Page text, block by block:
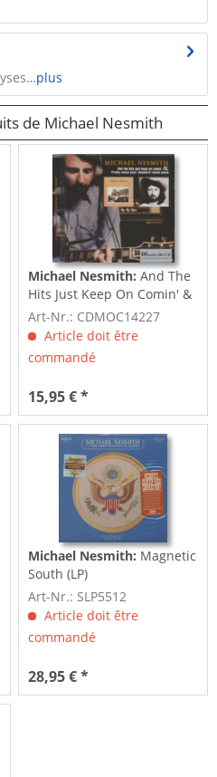
plus
de Michael Nesmith
Michael Nesmith: And The
Hits Just Keep On Comin' &
Pretty Much...
Art-Nr.: CDMOC14227
Article doit être
commandé
15,95 € *
Michael Nesmith: Magnetic
South (LP)
Art-Nr.: SLP5512
Article doit être
commandé
28,95 € *